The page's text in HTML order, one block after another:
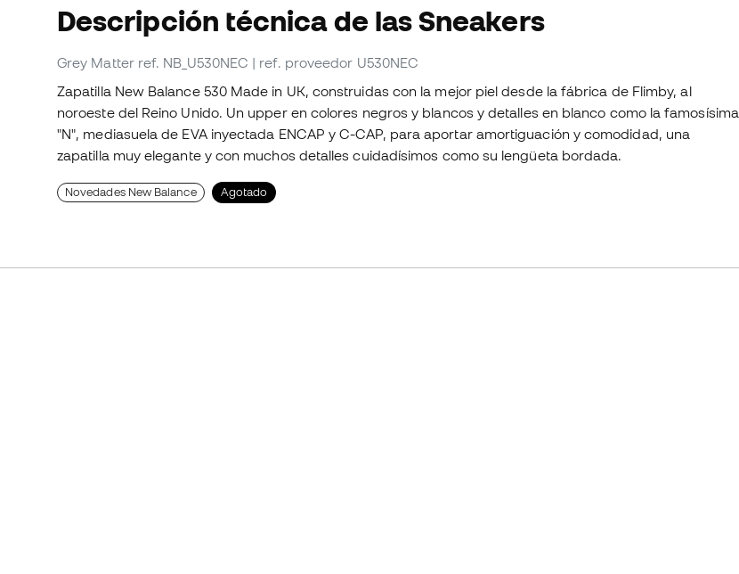
Descripción técnica de las Sneakers
Grey Matter ref. NB_U530NEC | ref. proveedor U530NEC
Zapatilla New Balance 530 Made in UK, construidas con la mejor piel desde la fábrica de Flimby, al
noroeste del Reino Unido. Un upper en colores negros y blancos y detalles en blanco como la famosísima
"N", mediasuela de EVA inyectada ENCAP y C-CAP, para aportar amortiguación y comodidad, una
zapatilla muy elegante y con muchos detalles cuidadísimos como su lengüeta bordada.
Novedades New Balance Agotado